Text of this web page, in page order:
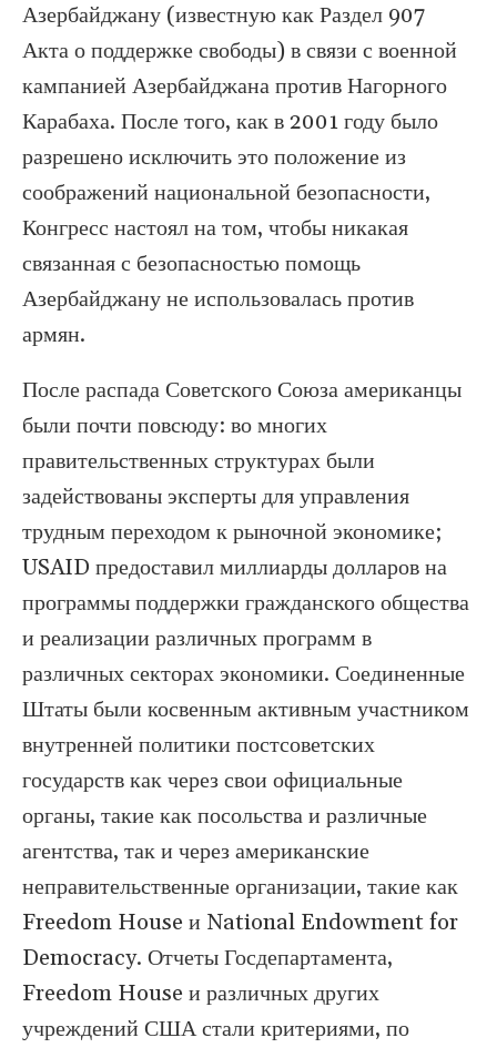
Азербайджану (известную как Раздел 907
Акта о поддержке свободы) в связи с военной
кампанией Азербайджана против Нагорного
Карабаха. После того, как в 2001 году было
разрешено исключить это положение из
соображений национальной безопасности,
Конгресс настоял на том, чтобы никакая
связанная с безопасностью помощь
Азербайджану не использовалась против
армян.
После распада Советского Союза американцы
были почти повсюду: во многих
правительственных структурах были
задействованы эксперты для управления
трудным переходом к рыночной экономике;
USAID предоставил миллиарды долларов на
программы поддержки гражданского общества
и реализации различных программ в
различных секторах экономики. Соединенные
Штаты были косвенным активным участником
внутренней политики постсоветских
государств как через свои официальные
органы, такие как посольства и различные
агентства, так и через американские
неправительственные организации, такие как
Freedom House и National Endowment for
Democracy. Отчеты Госдепартамента,
Freedom House и различных других
учреждений США стали критериями, по